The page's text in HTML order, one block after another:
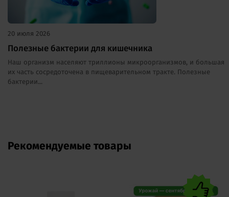
20 июля 2026
Полезные бактерии для кишечника
Наш организм населяют триллионы микроорганизмов, и большая
их часть сосредоточена в пищеварительном тракте. Полезные
бактерии...
Рекомендуемые товары